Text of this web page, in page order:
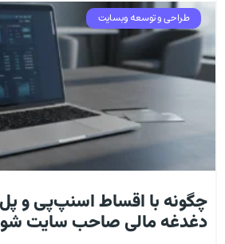
طراحی و توسعه وبسایت
چگونه با اقساط اسنپ‌پی و
دغدغه مالی صاحب سایت